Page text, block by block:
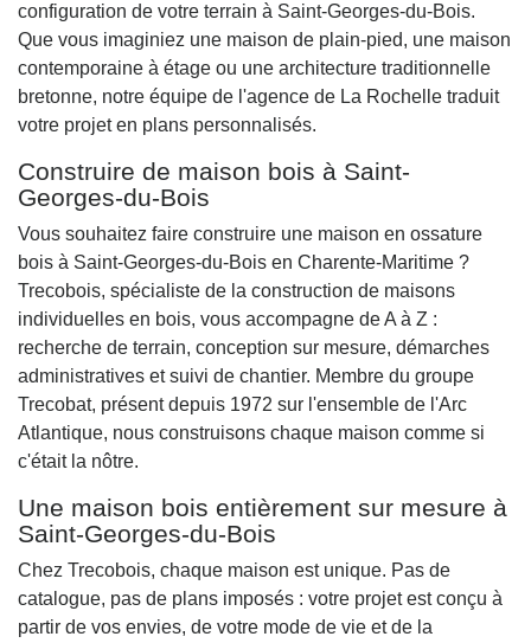
configuration de votre terrain à Saint-Georges-du-Bois.
Que vous imaginiez une maison de plain-pied, une maison
contemporaine à étage ou une architecture traditionnelle
bretonne, notre équipe de l'agence de La Rochelle traduit
votre projet en plans personnalisés.
Construire de maison bois à Saint-
Georges-du-Bois
Vous souhaitez faire construire une maison en ossature
bois à Saint-Georges-du-Bois en Charente-Maritime ?
Trecobois, spécialiste de la construction de maisons
individuelles en bois, vous accompagne de A à Z :
recherche de terrain, conception sur mesure, démarches
administratives et suivi de chantier. Membre du groupe
Trecobat, présent depuis 1972 sur l'ensemble de l'Arc
Atlantique, nous construisons chaque maison comme si
c'était la nôtre.
Une maison bois entièrement sur mesure à
Saint-Georges-du-Bois
Chez Trecobois, chaque maison est unique. Pas de
catalogue, pas de plans imposés : votre projet est conçu à
partir de vos envies, de votre mode de vie et de la